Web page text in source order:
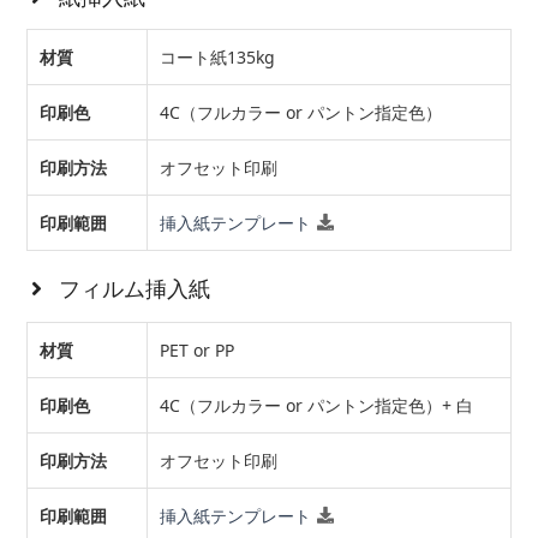
材質 コート紙135kg
印刷色 4C（フルカラー or パントン指定色）
印刷方法 オフセット印刷
印刷範囲 挿入紙テンプレート
フィルム挿入紙
材質 PET or PP
印刷色 4C（フルカラー or パントン指定色）+ 白
印刷方法 オフセット印刷
印刷範囲 挿入紙テンプレート